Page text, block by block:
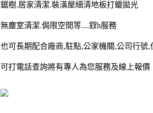
鋸樹.居家清潔.裝潢屋細清地板打蠟拋光
無塵室清潔.侷限空間等....釵h服務
也可長期配合廠商,駐點,公家機關,公司行號,
可打電話查詢將有專人為您服務及線上報價